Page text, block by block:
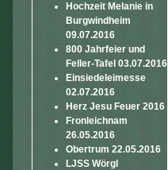
Hochzeit Melanie in
Burgwindheim
09.07.2016
800 Jahrfeier und
Feller-Tafel 03.07.2016
Einsiedeleimesse
02.07.2016
Herz Jesu Feuer 2016
Fronleichnam
26.05.2016
Obertrum 22.05.2016
LJSS Wörgl